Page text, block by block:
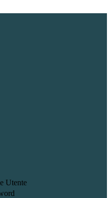
Utente